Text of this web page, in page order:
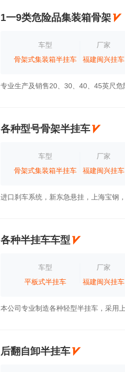
1一9类危险品集装箱骨架
车型
骨架式集装箱半挂车
厂家
福建闽兴挂车
各种型号骨架半挂车
车型
骨架式集装箱半挂车
厂家
福建闽兴挂车
各种半挂车车型
车型
平板式半挂车
厂家
福建闽兴挂车
后翻自卸半挂车